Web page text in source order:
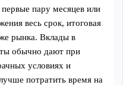
пару месяцев или
весь срок, итоговая
рынка. Вклады в
обычно дают при
условиях и
потратить время на